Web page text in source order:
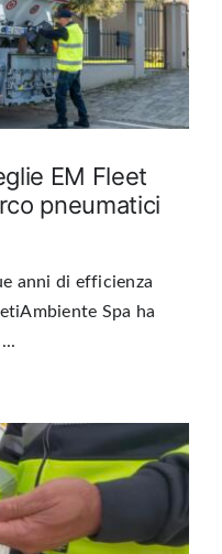
EM Fleet
pneumatici
anni di efficienza
Spa ha